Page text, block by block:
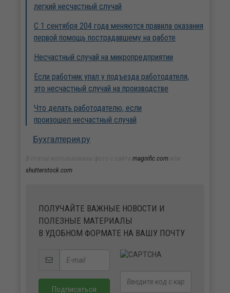
легкий несчастный случай
С 1 сентября 204 года меняются правила оказания
первой помощь пострадавшему на работе
Несчастный случай на микропредприятии
Если работник упал у подъезда работодателя,
это несчастный случай на производстве
Что делать работодателю, если
произошел несчастный случай
Бухгалтерия.ру
magnific.com
shutterstock.com
ПОЛУЧАЙТЕ ВАЖНЫЕ НОВОСТИ И
ПОЛЕЗНЫЕ МАТЕРИАЛЫ
В УДОБНОМ ФОРМАТЕ НА ВАШУ ПОЧТУ